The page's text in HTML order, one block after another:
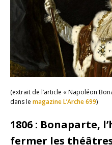
(extrait de l’article « Napoléon
dans le magazine L’Arche 699)
1806 : Bonaparte,
fermer les